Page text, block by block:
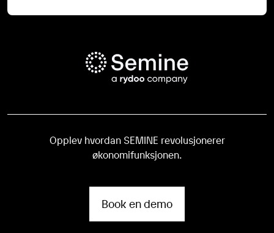
Opplev hvordan SEMINE revolusjonerer
økonomifunksjonen.
Book en demo